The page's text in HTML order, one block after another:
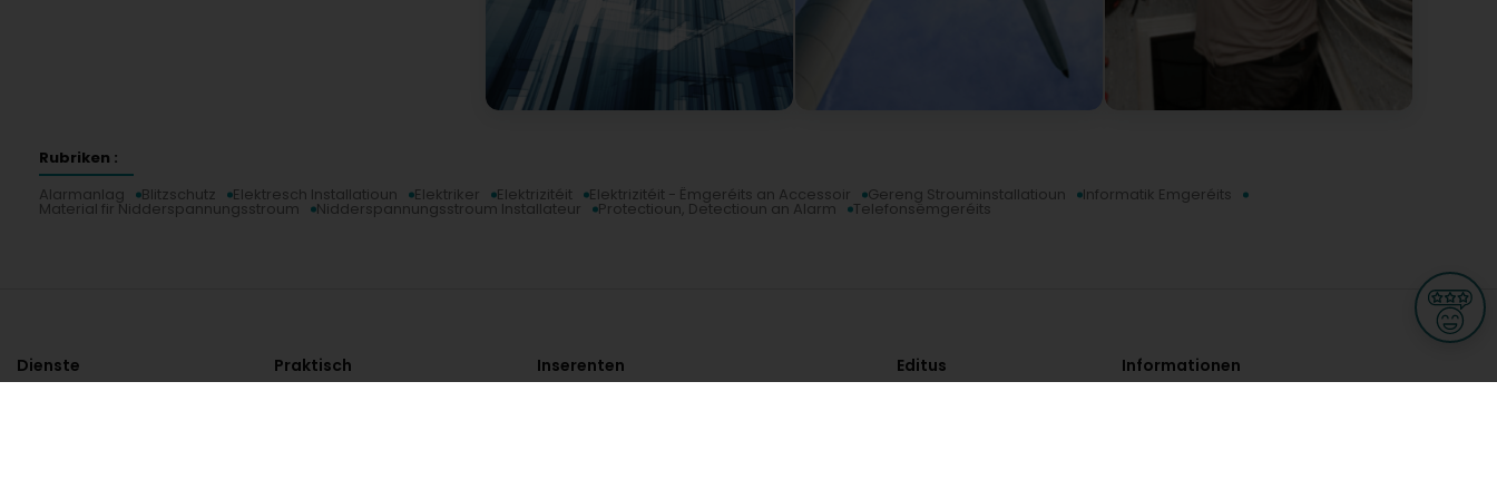
Rubriken :
Alarmanlag
Blitzschutz Elektresch Installatioun Elektriker Elektrizitéit Elektrizitéit - Ëmgeréits an Accessoir Gereng Strouminstallatioun Informatik Emgeréits
Material fir Nidderspannungsstroum Nidderspannungsstroum Installateur Protectioun, Detectioun an Alarm Telefonsëmgeréits
Dienste Praktisch Inserenten Editus Informationen